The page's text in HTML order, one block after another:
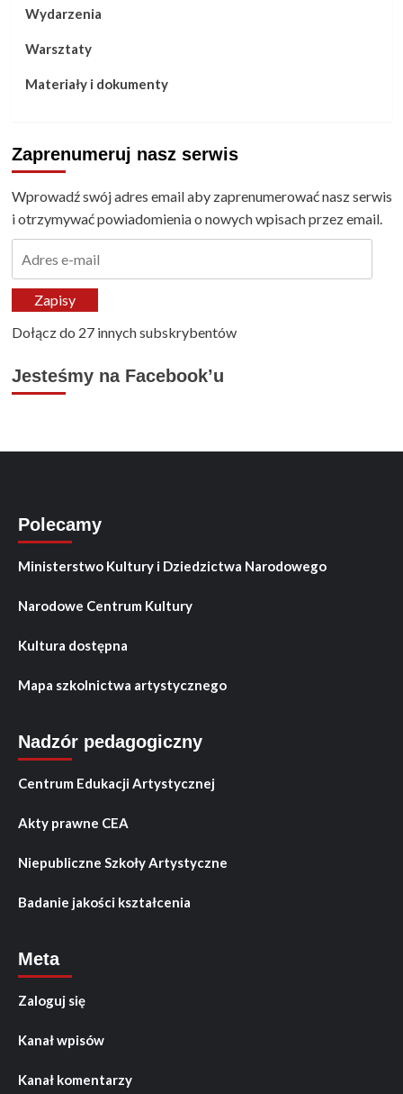
Wydarzenia
Warsztaty
Materiały i dokumenty
Zaprenumeruj nasz serwis
Wprowadź swój adres email aby zaprenumerować nasz serwis
i otrzymywać powiadomienia o nowych wpisach przez email.
mailZapisy
Dołącz do 27 innych subskrybentów
Jesteśmy na Facebook’u
Polecamy
Ministerstwo Kultury i Dziedzictwa Narodowego
Narodowe Centrum Kultury
Kultura dostępna
Mapa szkolnictwa artystycznego
Nadzór pedagogiczny
Centrum Edukacji Artystycznej
Akty prawne CEA
Niepubliczne Szkoły Artystyczne
Badanie jakości kształcenia
Meta
Zaloguj się
Kanał wpisów
Kanał komentarzy